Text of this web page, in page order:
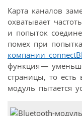
Карта каналов
охватывает
и попыток
помех при
компании
функция —
страницы, то есть
модуль пытается